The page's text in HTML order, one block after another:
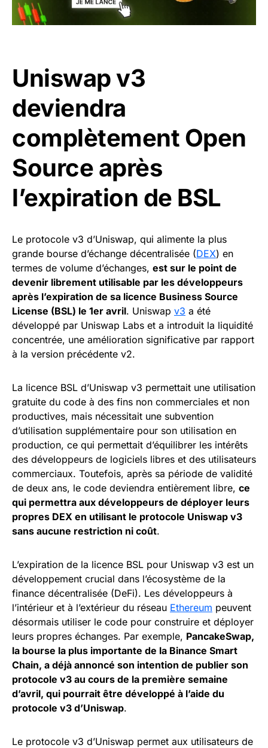
Uniswap v3
deviendra
complètement Open
Source après
l’expiration de BSL
Le protocole v3 d’Uniswap, qui alimente la plus
grande bourse d’échange décentralisée (DEX) en
termes de volume d’échanges, est sur le point de
devenir librement utilisable par les développeurs
après l’expiration de sa licence Business Source
License (BSL) le 1er avril. Uniswap v3 a été
développé par Uniswap Labs et a introduit la liquidité
concentrée, une amélioration significative par rapport
à la version précédente v2.
La licence BSL d’Uniswap v3 permettait une utilisation
gratuite du code à des fins non commerciales et non
productives, mais nécessitait une subvention
d’utilisation supplémentaire pour son utilisation en
production, ce qui permettait d’équilibrer les intérêts
des développeurs de logiciels libres et des utilisateurs
commerciaux. Toutefois, après sa période de validité
de deux ans, le code deviendra entièrement libre, ce
qui permettra aux développeurs de déployer leurs
propres DEX en utilisant le protocole Uniswap v3
sans aucune restriction ni coût.
L’expiration de la licence BSL pour Uniswap v3 est un
développement crucial dans l’écosystème de la
finance décentralisée (DeFi). Les développeurs à
l’intérieur et à l’extérieur du réseau Ethereum peuvent
désormais utiliser le code pour construire et déployer
leurs propres échanges. Par exemple, PancakeSwap,
la bourse la plus importante de la Binance Smart
Chain, a déjà annoncé son intention de publier son
protocole v3 au cours de la première semaine
d’avril, qui pourrait être développé à l’aide du
protocole v3 d’Uniswap.
Le protocole v3 d’Uniswap permet aux utilisateurs de